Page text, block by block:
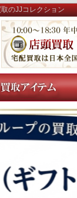
のJJコレクション